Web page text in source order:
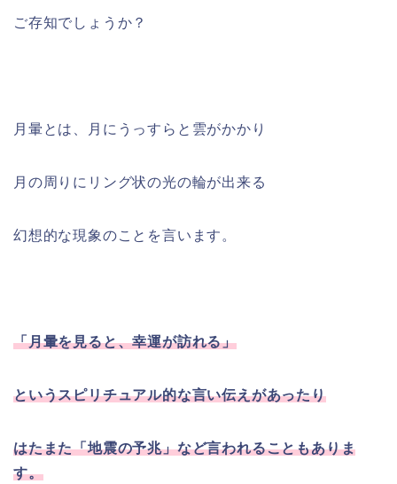
ご存知でしょうか？
月暈とは、月にうっすらと雲がかかり
月の周りにリング状の光の輪が出来る
幻想的な現象のことを言います。
「月暈を見ると、幸運が訪れる」
というスピリチュアル的な言い伝えがあったり
はたまた「地震の予兆」など言われることもありま
す。